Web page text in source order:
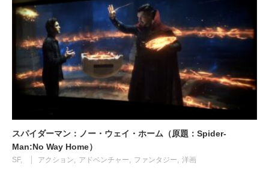
スパイダーマン：ノー・ウェイ・ホーム（原題：Spider-
Man:No Way Home）
SF アクション アドベンチャー ファンタジー 洋画